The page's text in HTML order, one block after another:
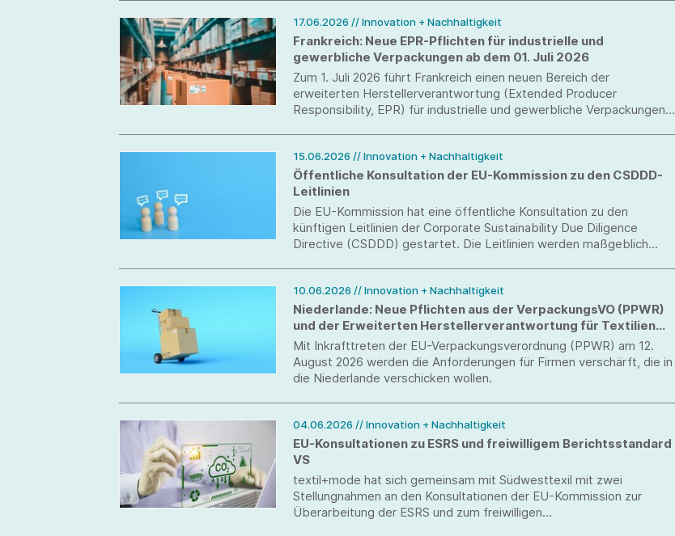
17.06.2026 // Innovation + Nachhaltigkeit
Frankreich: Neue EPR-Pflichten für industrielle und
gewerbliche Verpackungen ab dem 01. Juli 2026
Zum 1. Juli 2026 führt Frankreich einen neuen Bereich der
erweiterten Herstellerverantwortung (Extended Producer
Responsibility, EPR) für industrielle und gewerbliche Verpackungen
15.06.2026 // Innovation + Nachhaltigkeit
Öffentliche Konsultation der EU-Kommission zu den CSDDD-
Leitlinien
Die EU-Kommission hat eine öffentliche Konsultation zu den
künftigen Leitlinien der Corporate Sustainability Due Diligence
Directive (CSDDD) gestartet. Die Leitlinien werden maßgeblich
umsetzen.
10.06.2026 // Innovation + Nachhaltigkeit
Niederlande: Neue Pflichten aus der VerpackungsVO (PPWR)
und der Erweiterten Herstellerverantwortung für Textilien
(EPR) im Blick behalten
Mit Inkrafttreten der EU-Verpackungsverordnung (PPWR) am 12.
August 2026 werden die Anforderungen für Firmen verschärft, die in
die Niederlande verschicken wollen.
04.06.2026 // Innovation + Nachhaltigkeit
EU-Konsultationen zu ESRS und freiwilligem Berichtsstandard
VS
textil+mode hat sich gemeinsam mit Südwesttexil mit zwei
Stellungnahmen an den Konsultationen der EU-Kommission zur
Überarbeitung der ESRS und zum freiwilligen